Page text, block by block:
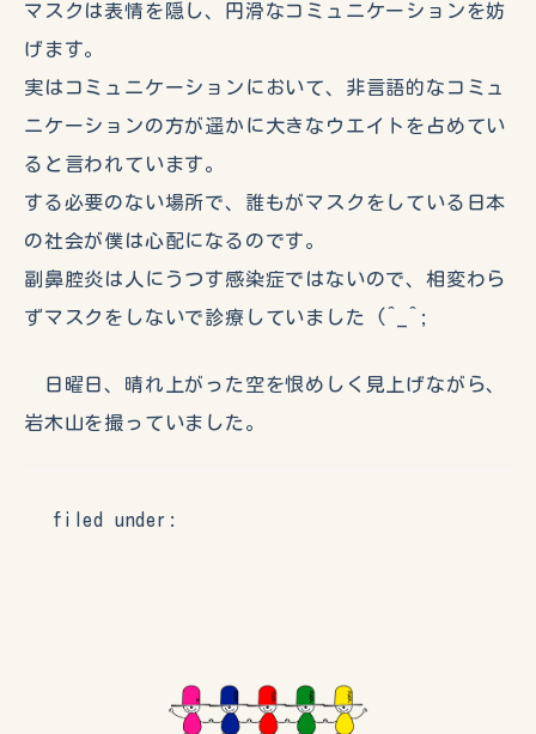
マスクは表情を隠し、円滑なコミュニケーションを妨
げます。
実はコミュニケーションにおいて、非言語的なコミュ
ニケーションの方が遥かに大きなウエイトを占めてい
ると言われています。
する必要のない場所で、誰もがマスクをしている日本
の社会が僕は心配になるのです。
副鼻腔炎は人にうつす感染症ではないので、相変わら
ずマスクをしないで診療していました (^_^;
日曜日、晴れ上がった空を恨めしく見上げながら、
岩木山を撮っていました。
filed under: